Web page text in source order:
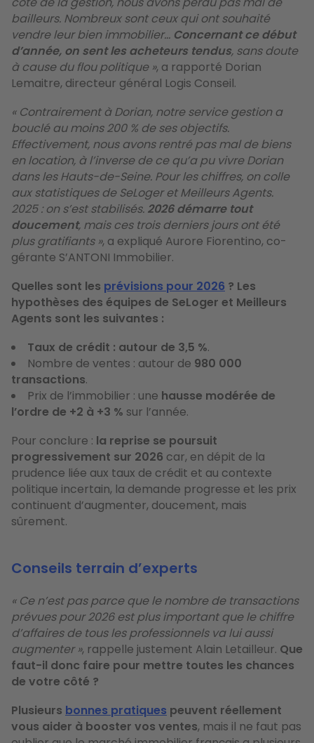
bailleurs. Nombreux sont ceux qui ont souhaité
vendre leur bien immobilier… Concernant ce début
d’année, on sent les acheteurs tendus, sans doute
à cause du flou politique », a rapporté Dorian
Lemaitre, directeur général Logis Conseil.
« Contrairement à Dorian, notre service gestion a
bouclé au moins 200 % de ses objectifs.
Effectivement, nous avons rentré pas mal de biens
en location, à l’inverse de ce qu’a pu vivre Dorian
dans les Hauts-de-Seine. Pour les chiffres, on colle
aux statistiques de SeLoger et Meilleurs Agents.
2025 : on s’est stabilisés. 2026 démarre tout
doucement, mais ces trois derniers jours ont été
plus gratifiants », a expliqué Aurore Fiorentino, co-
gérante S’ANTONI Immobilier.
Quelles sont les prévisions pour 2026 ? Les
hypothèses des équipes de SeLoger et Meilleurs
Agents sont les suivantes :
Taux de crédit : autour de 3,5 %.
Nombre de ventes : autour de 980 000
transactions.
Prix de l’immobilier : une hausse modérée de
l’ordre de +2 à +3 % sur l’année.
Pour conclure : la reprise se poursuit
progressivement sur 2026 car, en dépit de la
prudence liée aux taux de crédit et au contexte
politique incertain, la demande progresse et les prix
continuent d’augmenter, doucement, mais
sûrement.
Conseils terrain d’experts
« Ce n’est pas parce que le nombre de transactions
prévues pour 2026 est plus important que le chiffre
d’affaires de tous les professionnels va lui aussi
augmenter », rappelle justement Alain Letailleur. Que
faut-il donc faire pour mettre toutes les chances
de votre côté ?
Plusieurs bonnes pratiques peuvent réellement
vous aider à booster vos ventes, mais il ne faut pas